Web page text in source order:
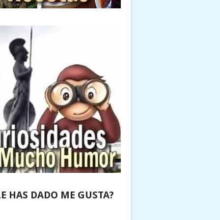
HAS DADO ME GUSTA?